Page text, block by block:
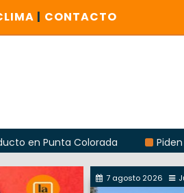
| CONTACTO
Colorada
Piden que el
7 agosto 2026